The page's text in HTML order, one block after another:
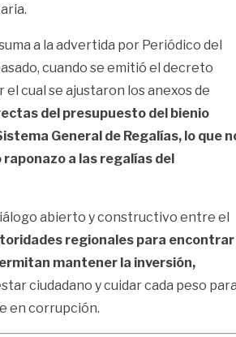
a la advertida por Periódico del
cuando se emitió el decreto
el cual se ajustaron los anexos de
del presupuesto del bienio
General de Regalías, lo que
a las regalías del
abierto y constructivo entre el
regionales para encontrar
mantener la inversión,
ciudadano y cuidar cada peso
en corrupción.